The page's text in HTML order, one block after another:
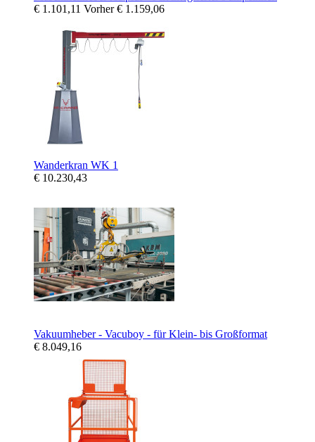
€ 1.101,11 Vorher€ 1.159,06
Wanderkran WK 1
€ 10.230,43
Vakuumheber - Vacuboy - für Klein- bis Großformat
€ 8.049,16